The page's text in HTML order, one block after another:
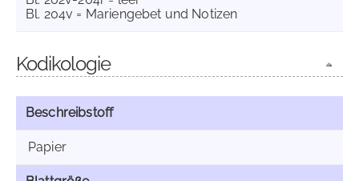
Bl. 204v = Mariengebet und Notizen
Kodikologie
Beschreibstoff
Papier